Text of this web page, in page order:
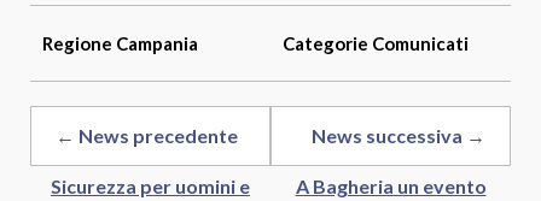
Regione Campania Categorie Comunicati
← News precedente
Sicurezza per uomini e
News successiva →
A Bagheria un evento